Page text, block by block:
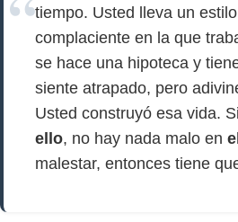
tiempo. Usted lleva un
complaciente en la que
se hace una hipoteca y
siente atrapado, pero
Usted construyó esa vida.
ello, no hay nada malo en
malestar, entonces tiene